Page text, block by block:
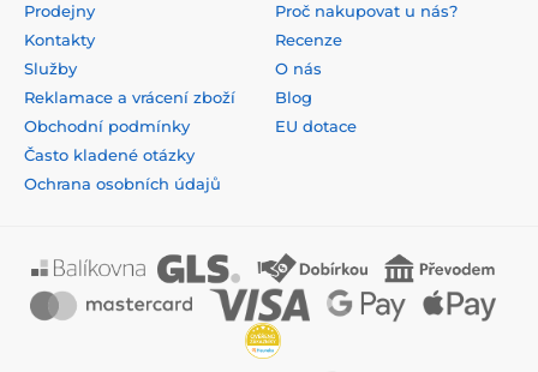
Prodejny
Kontakty
Služby
Reklamace a vrácení zboží
Obchodní podmínky
Často kladené otázky
Ochrana osobních údajů
Proč nakupovat u nás?
Recenze
O nás
Blog
EU dotace